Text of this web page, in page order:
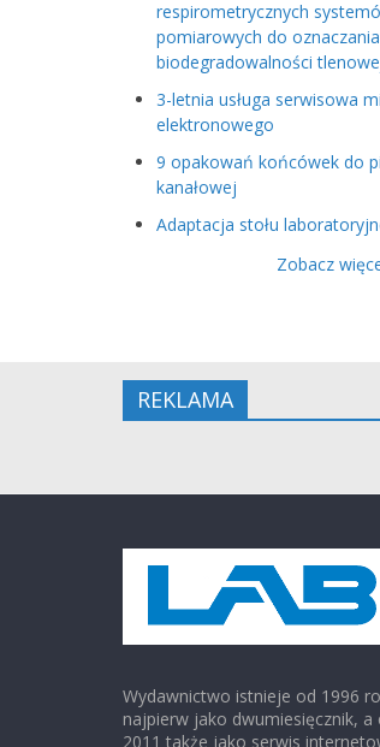
respirometrycznych
pomiarowych do
biodegradowalności
3-letnia usługa serwisowa
elektronowego
9 opakowań końcówek do
kanałowej
Adaptacja stołu
Zobacz
REKLAMA
Wydawnictwo istnieje od 1996
najpierw jako dwumiesięcznik, a
2011 także jako serwis